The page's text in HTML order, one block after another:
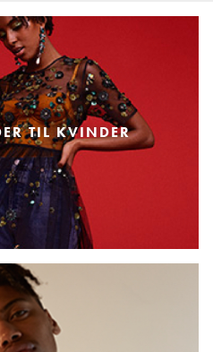
TIL KVINDER